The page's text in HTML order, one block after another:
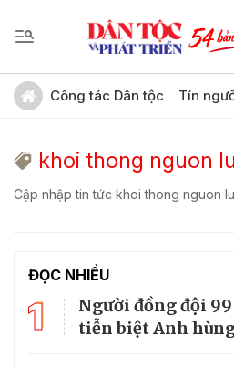
Công tác Dân tộc Tín
khoi thong nguon
Cập nhập tin tức khoi thong nguon
ĐỌC NHIỀU
1
Người đồng đội
tiễn biệt Anh hùng